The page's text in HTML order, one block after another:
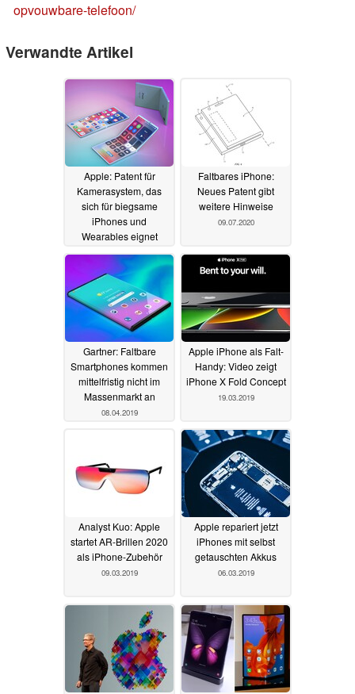
opvouwbare-telefoon/
Verwandte Artikel
Apple: Patent für
Kamerasystem, das
sich für biegsame
iPhones und
Wearables eignet
26.01.2021
Faltbares iPhone:
Neues Patent gibt
weitere Hinweise
09.07.2020
Gartner: Faltbare
Smartphones kommen
mittelfristig nicht im
Massenmarkt an
08.04.2019
Apple iPhone als Falt-
Handy: Video zeigt
iPhone X Fold Concept
19.03.2019
Analyst Kuo: Apple
startet AR-Brillen 2020
als iPhone-Zubehör
09.03.2019
Apple repariert jetzt
iPhones mit selbst
getauschten Akkus
06.03.2019